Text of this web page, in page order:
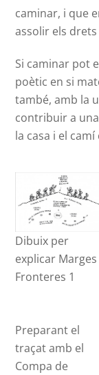
caminar, i que
assolir els
Si caminar pot
poètic en si
també, amb la
contribuir a
la casa i el
Dibuix per
explicar Marges
Fronteres 1
Preparant el
traçat amb el
Compa de